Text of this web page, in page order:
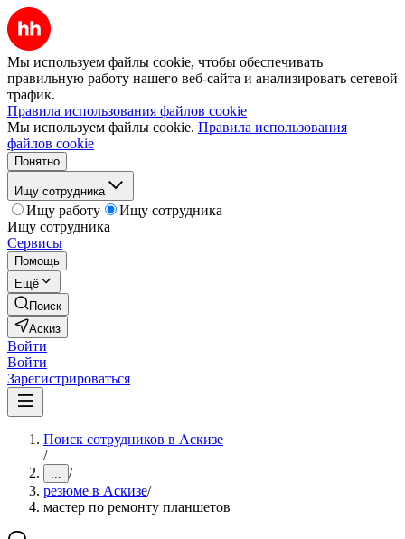
Мы используем файлы cookie, чтобы обеспечивать
правильную работу нашего веб-сайта и анализировать сетевой
трафик.
Правила использования файлов cookie
Мы используем файлы cookie. Правила использования
файлов cookie
Понятно
Ищу сотрудника
Ищу работу
Ищу сотрудника
Ищу сотрудника
Сервисы
Помощь
Ещё
Поиск
Аскиз
Войти
Войти
Зарегистрироваться
Поиск сотрудников в Аскизе
/
... /
резюме в Аскизе/
мастер по ремонту планшетов